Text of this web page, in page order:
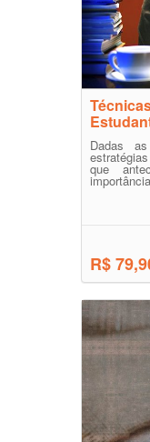
Dadas
que
R$